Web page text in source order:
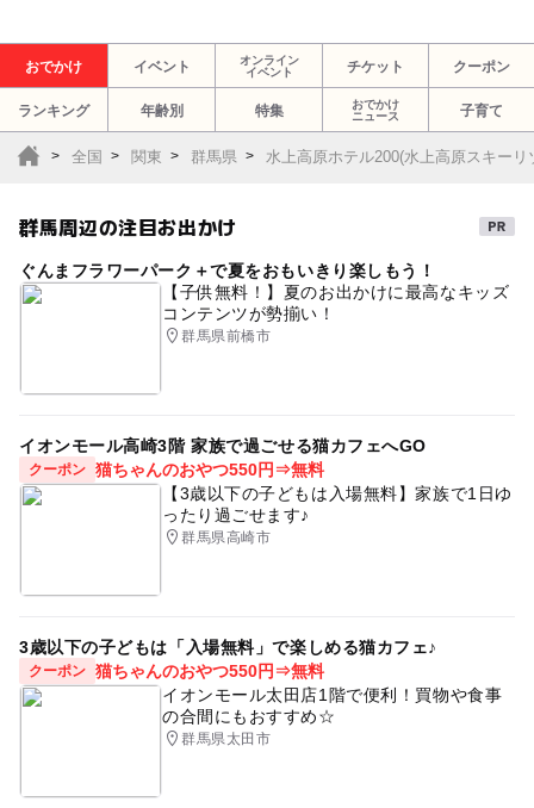
おでかけ イベント
オンライン
イベント
チケット クーポン
ランキング 年齢別 特集
おでかけ
ニュース
子育て
全国 関東 群馬県 水上高原ホテル200(水上高原スキーリ
群馬周辺の注目お出かけ
ぐんまフラワーパーク＋で夏をおもいきり楽しもう！
【子供無料！】夏のお出かけに最高なキッズ
コンテンツが勢揃い！
群馬県前橋市
イオンモール高崎3階 家族で過ごせる猫カフェへGO
クーポン 猫ちゃんのおやつ550円⇒無料
【3歳以下の子どもは入場無料】家族で1日ゆ
ったり過ごせます♪
群馬県高崎市
3歳以下の子どもは「入場無料」で楽しめる猫カフェ♪
クーポン 猫ちゃんのおやつ550円⇒無料
イオンモール太田店1階で便利！買物や食事
の合間にもおすすめ☆
群馬県太田市